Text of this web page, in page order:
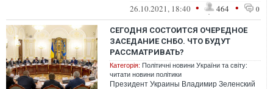
национальной безопасности и обороны
26.10.2021, 18:40 • 464 • 0
СЕГОДНЯ СОСТОИТСЯ ОЧЕРЕДНОЕ
ЗАСЕДАНИЕ СНБО. ЧТО БУДУТ
РАССМАТРИВАТЬ?
Категорія: Політичні новини України та світу:
читати новини політики
Президент Украины Владимир Зеленский